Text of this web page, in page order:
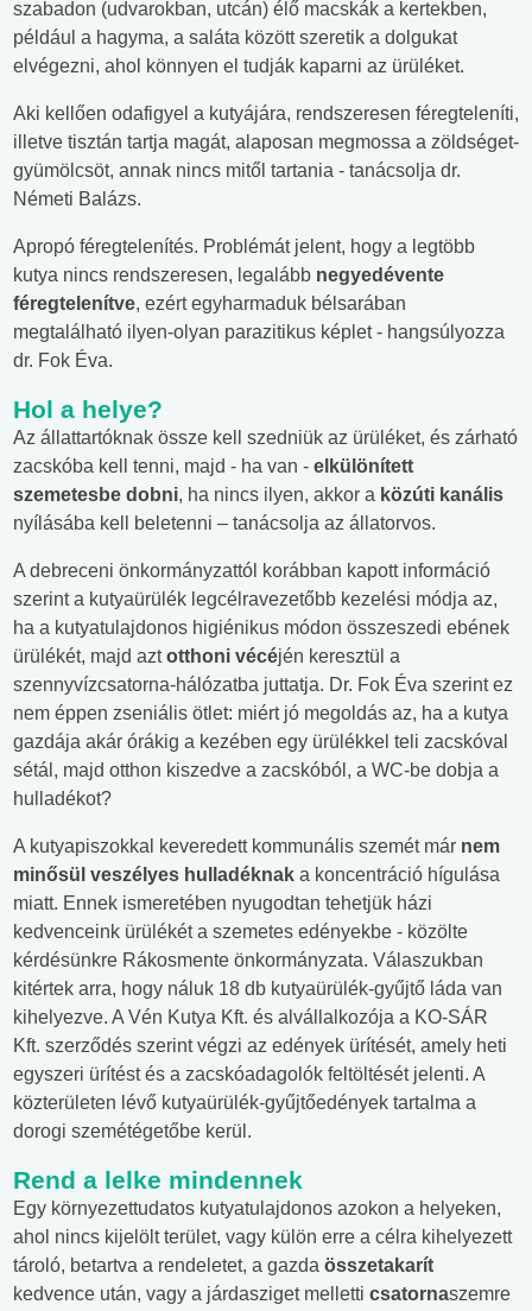
szabadon (udvarokban, utcán) élő macskák a kertekben,
például a hagyma, a saláta között szeretik a dolgukat
elvégezni, ahol könnyen el tudják kaparni az ürüléket.
Aki kellően odafigyel a kutyájára, rendszeresen féregteleníti,
illetve tisztán tartja magát, alaposan megmossa a zöldséget-
gyümölcsöt, annak nincs mitől tartania - tanácsolja dr.
Németi Balázs.
Apropó féregtelenítés. Problémát jelent, hogy a legtöbb
kutya nincs rendszeresen, legalább negyedévente
féregtelenítve, ezért egyharmaduk bélsarában
megtalálható ilyen-olyan parazitikus képlet - hangsúlyozza
dr. Fok Éva.
Hol a helye?
Az állattartóknak össze kell szedniük az ürüléket, és zárható
zacskóba kell tenni, majd - ha van - elkülönített
szemetesbe dobni, ha nincs ilyen, akkor a közúti kanális
nyílásába kell beletenni – tanácsolja az állatorvos.
A debreceni önkormányzattól korábban kapott információ
szerint a kutyaürülék legcélravezetőbb kezelési módja az,
ha a kutyatulajdonos higiénikus módon összeszedi ebének
ürülékét, majd aztotthoni vécéjén keresztül a
szennyvízcsatorna-hálózatba juttatja. Dr. Fok Éva szerint ez
nem éppen zseniális ötlet: miért jó megoldás az, ha a kutya
gazdája akár órákig a kezében egy ürülékkel teli zacskóval
sétál, majd otthon kiszedve a zacskóból, a WC-be dobja a
hulladékot?
A kutyapiszokkal keveredett kommunális szemét már nem
minősül veszélyes hulladéknak a koncentráció hígulása
miatt. Ennek ismeretében nyugodtan tehetjük házi
kedvenceink ürülékét a szemetes edényekbe - közölte
kérdésünkre Rákosmente önkormányzata. Válaszukban
kitértek arra, hogy náluk 18 db kutyaürülék-gyűjtő láda van
kihelyezve. A Vén Kutya Kft. és alvállalkozója a KO-SÁR
Kft. szerződés szerint végzi az edények ürítését, amely heti
egyszeri ürítést és a zacskóadagolók feltöltését jelenti. A
közterületen lévő kutyaürülék-gyűjtőedények tartalma a
dorogi szemétégetőbe kerül.
Rend a lelke mindennek
Egy környezettudatos kutyatulajdonos azokon a helyeken,
ahol nincs kijelölt terület, vagy külön erre a célra kihelyezett
tároló, betartva a rendeletet, a gazda összetakarít
kedvence után, vagy a járdasziget melletti csatornaszemre